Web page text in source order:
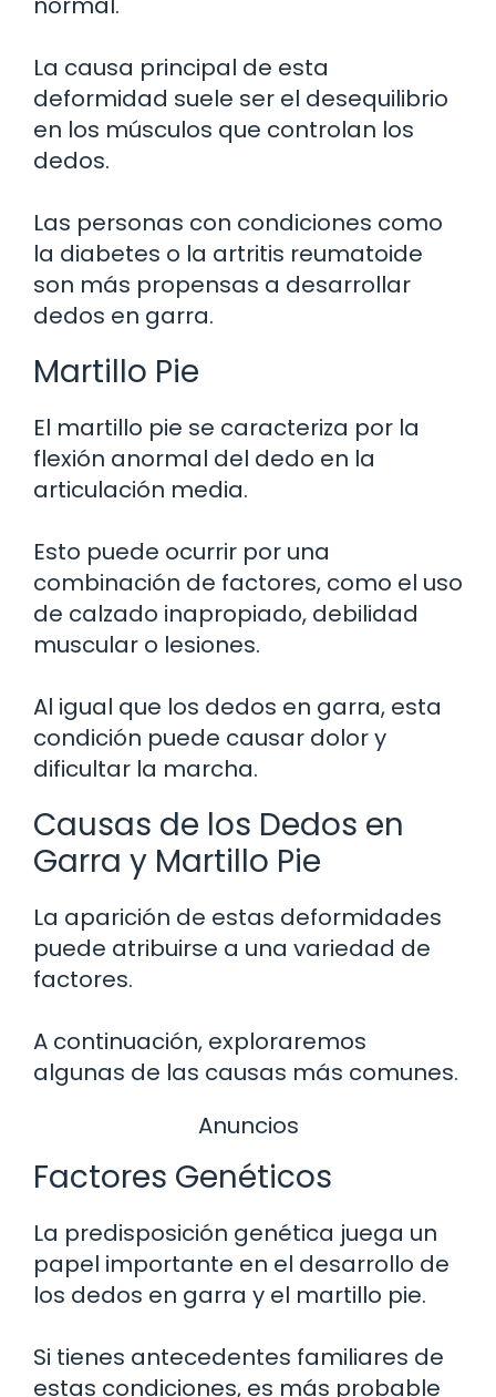
La causa principal de esta
deformidad suele ser el desequilibrio
en los músculos que controlan los
dedos.
Las personas con condiciones como
la diabetes o la artritis reumatoide
son más propensas a desarrollar
dedos en garra.
Martillo Pie
El martillo pie se caracteriza por la
flexión anormal del dedo en la
articulación media.
Esto puede ocurrir por una
combinación de factores, como el uso
de calzado inapropiado, debilidad
muscular o lesiones.
Al igual que los dedos en garra, esta
condición puede causar dolor y
dificultar la marcha.
Causas de los Dedos en
Garra y Martillo Pie
La aparición de estas deformidades
puede atribuirse a una variedad de
factores.
A continuación, exploraremos
algunas de las causas más comunes.
Anuncios
Factores Genéticos
La predisposición genética juega un
papel importante en el desarrollo de
los dedos en garra y el martillo pie.
Si tienes antecedentes familiares de
estas condiciones, es más probable